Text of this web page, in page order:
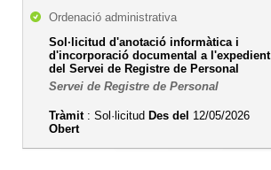
Ordenació administrativa
Sol·licitud d'anotació informàtica i
d'incorporació documental a l'expedient
del Servei de Registre de Personal
Servei de Registre de Personal
Tràmit: Sol·licitud Des del 12/05/2026
Obert